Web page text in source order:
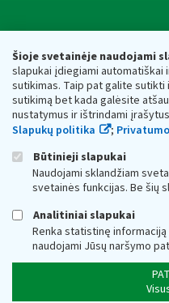
Šioje svetainėje naudojami
slapukai įdiegiami automatiškai
sutikimas. Taip pat galite sutikti
sutikimą bet kada galėsite
nustatymus ir ištrindami
Slapukų politika
;
Būtinieji slapukai
Naudojami sklandžiam
svetainės funkcijas. Be šių
Analitiniai slapukai
Renka statistinę
naudojami Jūsų naršymo
Valstybinė mokesčių
Respublikos finansų
Biudžetinė įstaiga. Juridinio
adresas: Vasario 16-osios g.
vmi@vmi.lt , E. pristatymo
Duomenys apie Valstybinę
Respublikos finansų